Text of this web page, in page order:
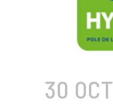
30 OCT